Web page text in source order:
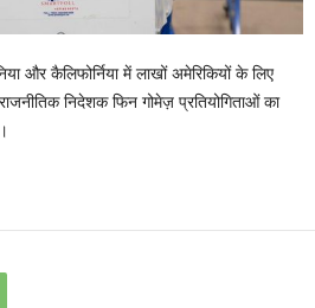
और कैलिफोर्निया में लाखों अमेरिकियों के लिए
निदेशक फिन गोमेज़ प्रतियोगिताओं का